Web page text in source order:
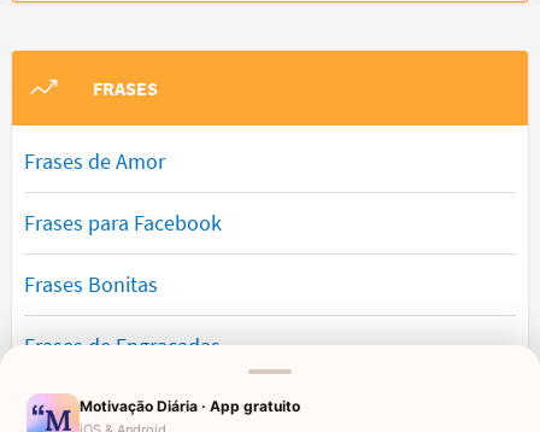
FRASES
Frases de Amor
Frases para Facebook
Frases Bonitas
Frases de Engraçadas
Frases Românticas
Motivação Diária · App gratuito